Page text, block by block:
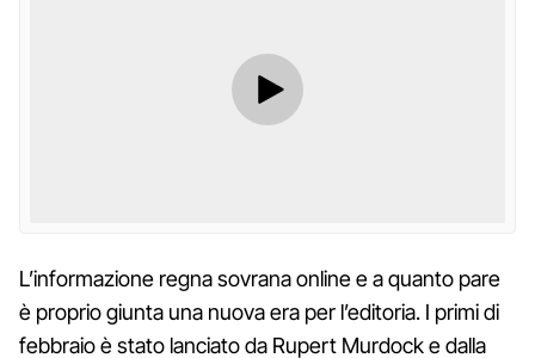
L’informazione regna sovrana online e a quanto pare
è proprio giunta una nuova era per l’editoria. I primi di
febbraio è stato lanciato da Rupert Murdock e dalla